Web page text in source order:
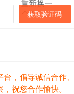
获取验证码
，倡导诚信合作
祝您合作愉快。